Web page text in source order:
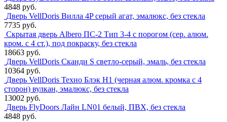
4848 руб.
Дверь VellDoris Вилла 4P серый агат, эмалюкс, без стекла
7735 руб.
Скрытая дверь Albero ПС-2 Тип 3-4 с порогом (сер. алюм.
кром. с 4 ст.), под покраску, без стекла
18663 руб.
Дверь VellDoris Сканди S светло-серый, эмаль, без стекла
10364 руб.
Дверь VellDoris Техно Блэк H1 (черная алюм. кромка с 4
сторон) вулкан, эмалюкс, без стекла
13002 руб.
Дверь FlyDoors Лайн LN01 белый, ПВХ, без стекла
4848 руб.